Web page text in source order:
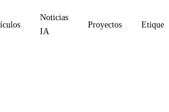
Noticias
IA
Proyectos